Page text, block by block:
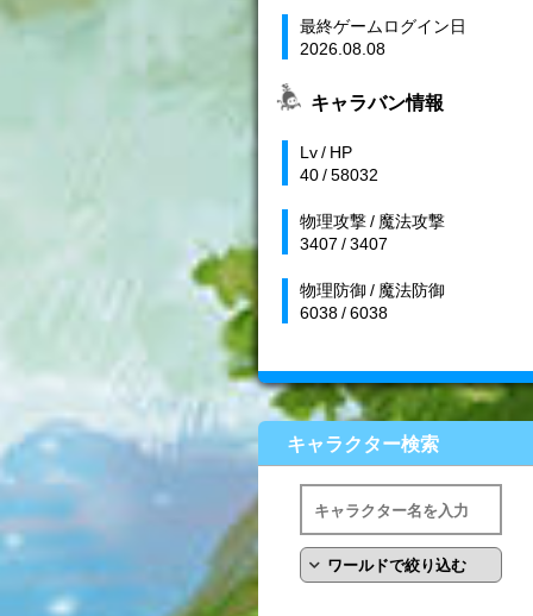
最終ゲームログイン日
2026.08.08
キャラバン情報
Lv / HP
40 / 58032
物理攻撃 / 魔法攻撃
3407 / 3407
物理防御 / 魔法防御
6038 / 6038
キャラクター検索